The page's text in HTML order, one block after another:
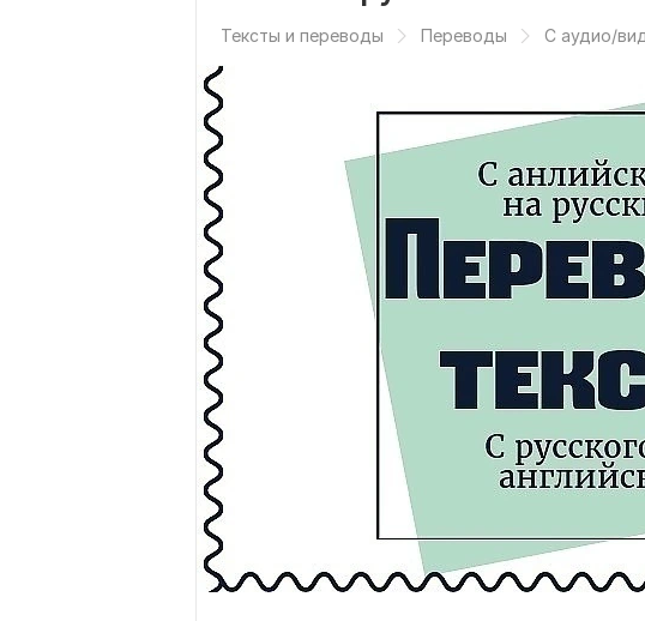
Тексты и переводы Переводы С аудио/